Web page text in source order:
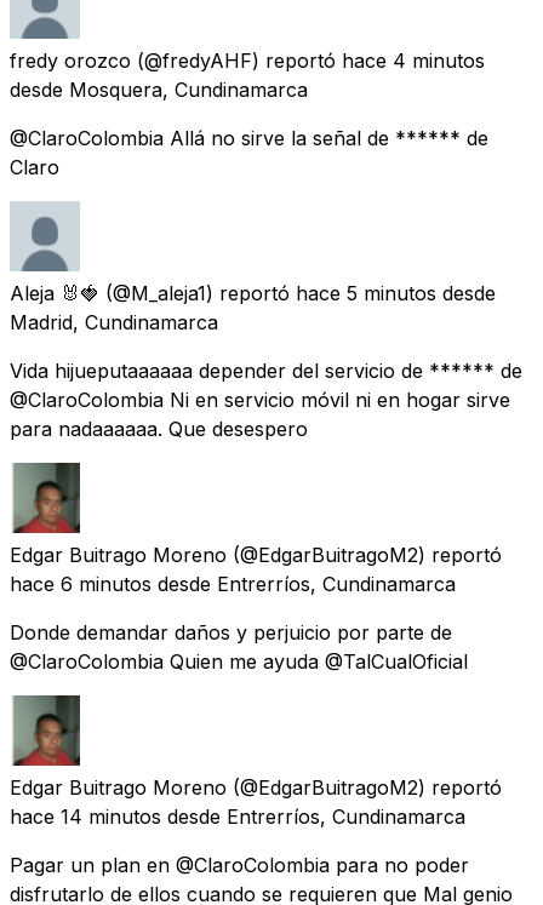
fredy orozco (@fredyAHF) reportó hace 4 minutos
desde Mosquera, Cundinamarca
@ClaroColombia Allá no sirve la señal de ****** de
Claro
Aleja 🐰🍓 (@M_aleja1) reportó hace 5 minutos desde
Madrid, Cundinamarca
Vida hijueputaaaaaa depender del servicio de ****** de
@ClaroColombia Ni en servicio móvil ni en hogar sirve
para nadaaaaaa. Que desespero
Edgar Buitrago Moreno (@EdgarBuitragoM2) reportó
hace 6 minutos desde Entrerríos, Cundinamarca
Donde demandar daños y perjuicio por parte de
@ClaroColombia Quien me ayuda @TalCualOficial
Edgar Buitrago Moreno (@EdgarBuitragoM2) reportó
hace 14 minutos desde Entrerríos, Cundinamarca
Pagar un plan en @ClaroColombia para no poder
disfrutarlo de ellos cuando se requieren que Mal genio